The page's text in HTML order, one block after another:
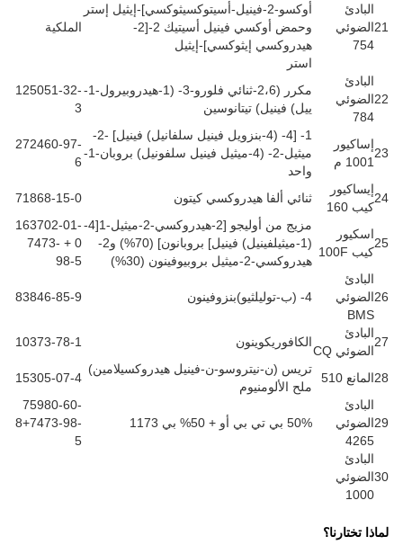
21
البادئ
الضوئي
754
أوكسو-2-فينيل-أسيتوكسيثوكسي]-إيثيل إستر
وحمض أوكسي فينيل أسيتيك 2-[2-
هيدروكسي إيثوكسي]-إيثيل
استر
الملكية
22
البادئ
الضوئي
784
مكرر (2،6-ثنائي فلورو-3- (1-هيدروبيرول-1-
ييل) فينيل) تيتانوسين
125051-32-
3
23
إساكيور
1001 م
1- [4- (4-بنزويل فينيل سلفانيل) فينيل] -2-
ميثيل-2- (4-ميثيل فينيل سلفونيل) بروبان-1-
واحد
272460-97-
6
24
إيساكيور
كيب 160
ثنائي ألفا هيدروكسي كيتون 71868-15-0
25
اسكيور
كيب 100F
مزيج من أوليجو [2-هيدروكسي-2-ميثيل-1[4-
(1-ميثيلفينيل) فينيل] بروبانون] (70%) و2-
هيدروكسي-2-ميثيل بروبيوفينون (30%)
163702-01-
0 + 7473-
98-5
26
البادئ
الضوئي
BMS
4- (ب-توليلثيو)بنزوفينون 83846-85-9
27
البادئ
الضوئي CQ
الكافوريكوينون 10373-78-1
28المانع 510
تريس (ن-نيتروسو-ن-فينيل هيدروكسيلامين)
ملح الألومنيوم
15305-07-4
29
البادئ
الضوئي
4265
50% بي تي بي أو + 50% بي 1173
75980-60-
8+7473-98-
5
30
البادئ
الضوئي
1000
لماذا تختارنا؟